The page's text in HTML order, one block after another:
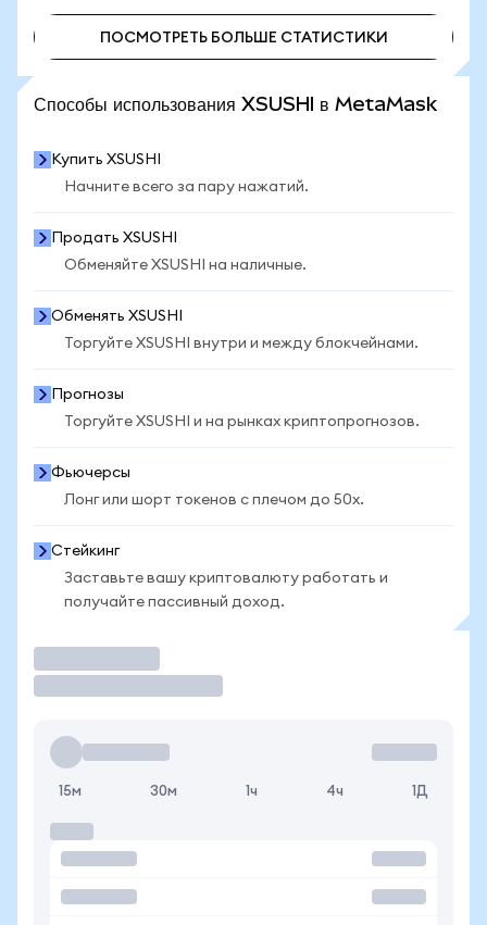
ПОСМОТРЕТЬ БОЛЬШЕ СТАТИСТИКИ
Способы использования XSUSHI в MetaMask
Купить XSUSHI
Начните всего за пару нажатий.
Продать XSUSHI
Обменяйте XSUSHI на наличные.
Обменять XSUSHI
Торгуйте XSUSHI внутри и между блокчейнами.
Прогнозы
Торгуйте XSUSHI и на рынках криптопрогнозов.
Фьючерсы
Лонг или шорт токенов с плечом до 50x.
Стейкинг
Заставьте вашу криптовалюту работать и
получайте пассивный доход.
15м 30м 1ч 4ч 1Д